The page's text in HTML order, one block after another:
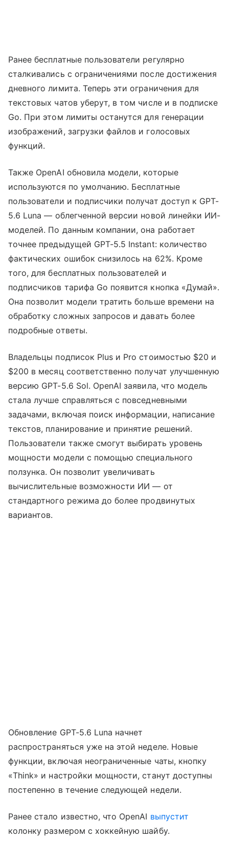
Ранее бесплатные пользователи регулярно
сталкивались с ограничениями после достижения
дневного лимита. Теперь эти ограничения для
текстовых чатов уберут, в том числе и в подписке
Go. При этом лимиты останутся для генерации
изображений, загрузки файлов и голосовых
функций.
Также OpenAI обновила модели, которые
используются по умолчанию. Бесплатные
пользователи и подписчики получат доступ к GPT-
5.6 Luna — облегченной версии новой линейки ИИ-
моделей. По данным компании, она работает
точнее предыдущей GPT-5.5 Instant: количество
фактических ошибок снизилось на 62%. Кроме
того, для бесплатных пользователей и
подписчиков тарифа Go появится кнопка «Думай».
Она позволит модели тратить больше времени на
обработку сложных запросов и давать более
подробные ответы.
Владельцы подписок Plus и Pro стоимостью $20 и
$200 в месяц соответственно получат улучшенную
версию GPT-5.6 Sol. OpenAI заявила, что модель
стала лучше справляться с повседневными
задачами, включая поиск информации, написание
текстов, планирование и принятие решений.
Пользователи также смогут выбирать уровень
мощности модели с помощью специального
ползунка. Он позволит увеличивать
вычислительные возможности ИИ — от
стандартного режима до более продвинутых
вариантов.
Обновление GPT-5.6 Luna начнет
распространяться уже на этой неделе. Новые
функции, включая неограниченные чаты, кнопку
«Think» и настройки мощности, станут доступны
постепенно в течение следующей недели.
Ранее стало известно, что OpenAI выпустит
колонку размером с хоккейную шайбу.